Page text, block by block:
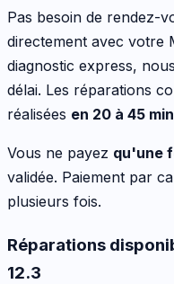
Pas besoin de rendez-
directement avec votre
diagnostic express,
délai. Les réparations
réalisées en 20 à 45
Vous ne payez qu'une
validée. Paiement par
plusieurs fois.
Réparations
12.3